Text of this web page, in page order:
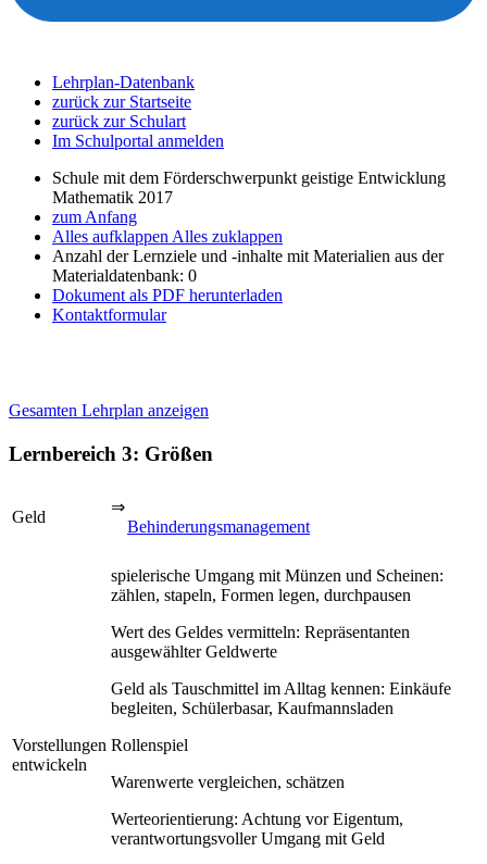
Lehrplan-Datenbank
zurück zur Startseite
zurück zur Schulart
Im Schulportal anmelden
Schule mit dem Förderschwerpunkt geistige Entwicklung
Mathematik 2017
zum Anfang
Alles aufklappen Alles zuklappen
Anzahl der Lernziele und -inhalte mit Materialien aus der
Materialdatenbank: 0
Dokument als PDF herunterladen
Kontaktformular
Gesamten Lehrplan anzeigen
Lernbereich 3: Größen
Geld
⇒
Behinderungsmanagement
Vorstellungen
entwickeln
spielerische Umgang mit Münzen und Scheinen:
zählen, stapeln, Formen legen, durchpausen
Wert des Geldes vermitteln: Repräsentanten
ausgewählter Geldwerte
Geld als Tauschmittel im Alltag kennen: Einkäufe
begleiten, Schülerbasar, Kaufmannsladen
Rollenspiel
Warenwerte vergleichen, schätzen
Werteorientierung: Achtung vor Eigentum,
verantwortungsvoller Umgang mit Geld